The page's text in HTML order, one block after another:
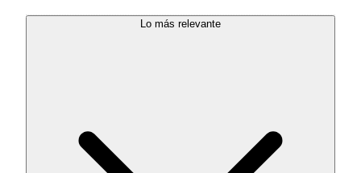
Lo más relevante